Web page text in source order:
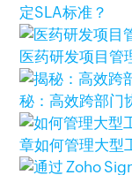
定SLA标准？
医药研发项目管
秘：高效跨部门
章如何管理大型